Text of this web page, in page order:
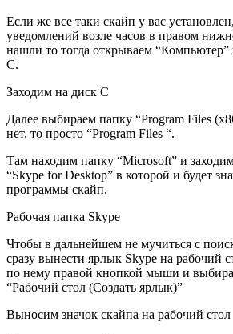
Если же все таки скайп у вас
уведомлений возле часов в правом
нашли то тогда открываем
С.
Заходим на диск С
Далее выбираем папку “Program Files
нет, то просто “Program Files “.
Там находим папку “Microsoft” и
“Skype for Desktop” в которой и будет
программы скайп.
Рабочая папка Skype
Чтобы в дальнейшем не мучиться с
сразу вынести ярлык Skype на рабочий
по нему правой кнопкой мыши и
“Рабочий стол (Создать ярлык)”
Выносим значок скайпа на рабочий стол